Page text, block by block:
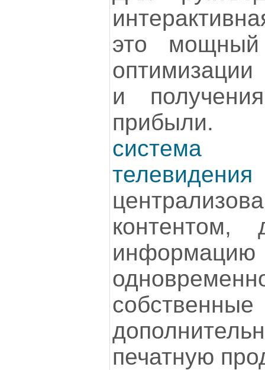
это мощный
оптимизации
и
прибыли.
система
телевидения
контентом,
печатную